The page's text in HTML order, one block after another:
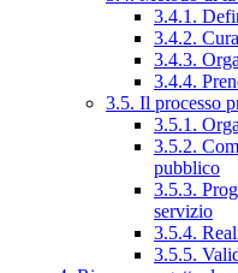
3.4.1.
3.4.2.
3.4.3.
3.4.4.
3.5. Il processo
3.5.1.
3.5.2.
pubblico
3.5.3.
servizio
3.5.4.
3.5.5.